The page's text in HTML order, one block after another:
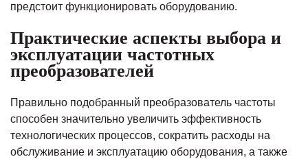
предстоит функционировать оборудованию.
Практические аспекты выбора и
эксплуатации частотных
преобразователей
Правильно подобранный преобразователь частоты
способен значительно увеличить эффективность
технологических процессов, сократить расходы на
обслуживание и эксплуатацию оборудования, а также